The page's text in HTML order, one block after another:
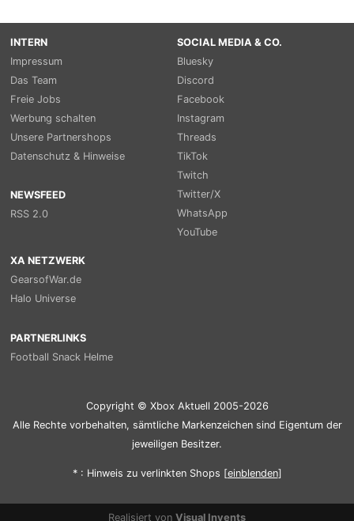
INTERN
Impressum
Das Team
Freie Jobs
Werbung schalten
Unsere Partnershops
Datenschutz & Hinweise
NEWSFEED
RSS 2.0
SOCIAL MEDIA & CO.
Bluesky
Discord
Facebook
Instagram
Threads
TikTok
Twitch
Twitter/X
WhatsApp
YouTube
XA NETZWERK
GearsofWar.de
Halo Universe
PARTNERLINKS
Football Snack Helme
Copyright © Xbox Aktuell 2005-2026
Alle Rechte vorbehalten, sämtliche Markenzeichen sind Eigentum der
jeweiligen Besitzer.
* : Hinweis zu verlinkten Shops [einblenden]
Realisiert von Visual Invents